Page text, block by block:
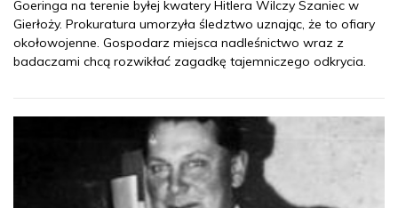
Goeringa na terenie byłej kwatery Hitlera Wilczy Szaniec w
Gierłoży. Prokuratura umorzyła śledztwo uznając, że to ofiary
okołowojenne. Gospodarz miejsca nadleśnictwo wraz z
badaczami chcą rozwikłać zagadkę tajemniczego odkrycia.